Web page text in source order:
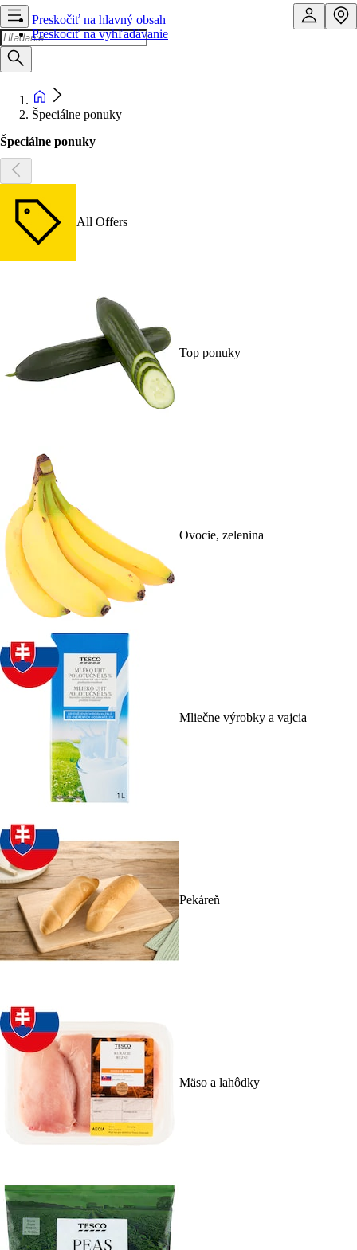
Preskočiť na hlavný obsah
Preskočiť na vyhľadávanie
Špeciálne ponuky
Špeciálne ponuky
All Offers
Top ponuky
Ovocie, zelenina
Mliečne výrobky a vajcia
Pekáreň
Mäso a lahôdky